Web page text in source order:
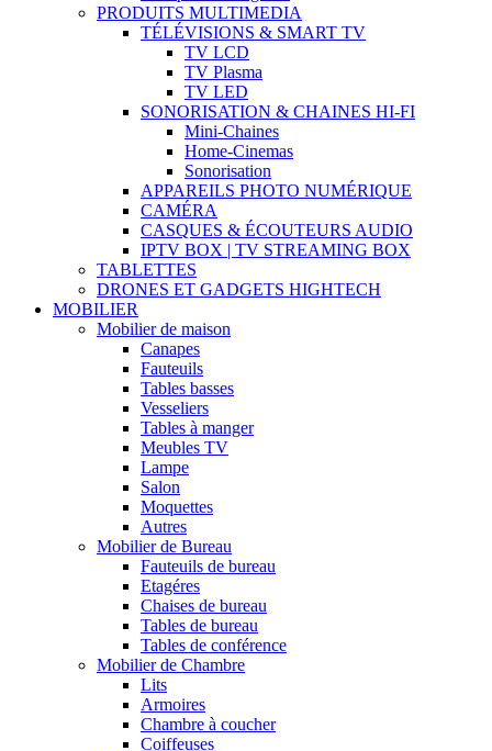
PRODUITS MULTIMEDIA
TÉLÉVISIONS & SMART TV
TV LCD
TV Plasma
TV LED
SONORISATION & CHAINES HI-FI
Mini-Chaines
Home-Cinemas
Sonorisation
APPAREILS PHOTO NUMÉRIQUE
CAMÉRA
CASQUES & ÉCOUTEURS AUDIO
IPTV BOX | TV STREAMING BOX
TABLETTES
DRONES ET GADGETS HIGHTECH
MOBILIER
Mobilier de maison
Canapes
Fauteuils
Tables basses
Vesseliers
Tables à manger
Meubles TV
Lampe
Salon
Moquettes
Autres
Mobilier de Bureau
Fauteuils de bureau
Etagéres
Chaises de bureau
Tables de bureau
Tables de conférence
Mobilier de Chambre
Lits
Armoires
Chambre à coucher
Coiffeuses